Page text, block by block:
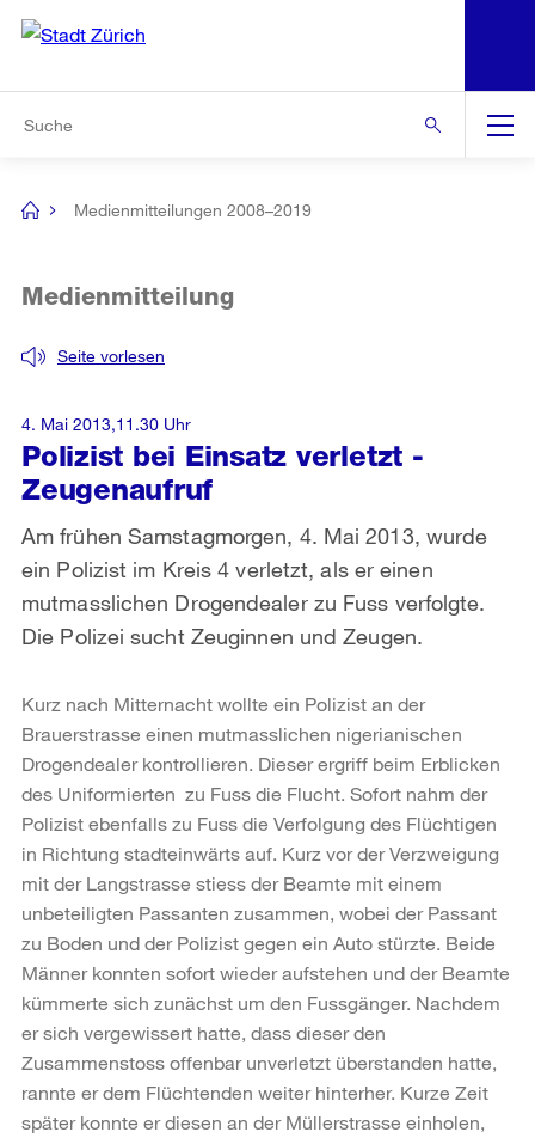
Navigation
[no
Medienmitteilungen 2008–2019
Polizist bei Einsatz verletzt -
Zeugenaufruf
Seite vorlesen
Medienmitteilung
Am frühen Samstagmorgen, 4. Mai 2013, wurde
ein Polizist im Kreis 4 verletzt, als er einen
mutmasslichen Drogendealer zu Fuss verfolgte.
Die Polizei sucht Zeuginnen und Zeugen.
4. Mai 2013,11.30 Uhr
Kurz nach Mitternacht wollte ein Polizist an der
Brauerstrasse einen mutmasslichen nigerianischen
Drogendealer kontrollieren. Dieser ergriff beim Erblicken
des Uniformierten zu Fuss die Flucht. Sofort nahm der
Polizist ebenfalls zu Fuss die Verfolgung des Flüchtigen
in Richtung stadteinwärts auf. Kurz vor der Verzweigung
mit der Langstrasse stiess der Beamte mit einem
unbeteiligten Passanten zusammen, wobei der Passant
zu Boden und der Polizist gegen ein Auto stürzte. Beide
Männer konnten sofort wieder aufstehen und der Beamte
kümmerte sich zunächst um den Fussgänger. Nachdem
er sich vergewissert hatte, dass dieser den
Zusammenstoss offenbar unverletzt überstanden hatte,
rannte er dem Flüchtenden weiter hinterher. Kurze Zeit
später konnte er diesen an der Müllerstrasse einholen,